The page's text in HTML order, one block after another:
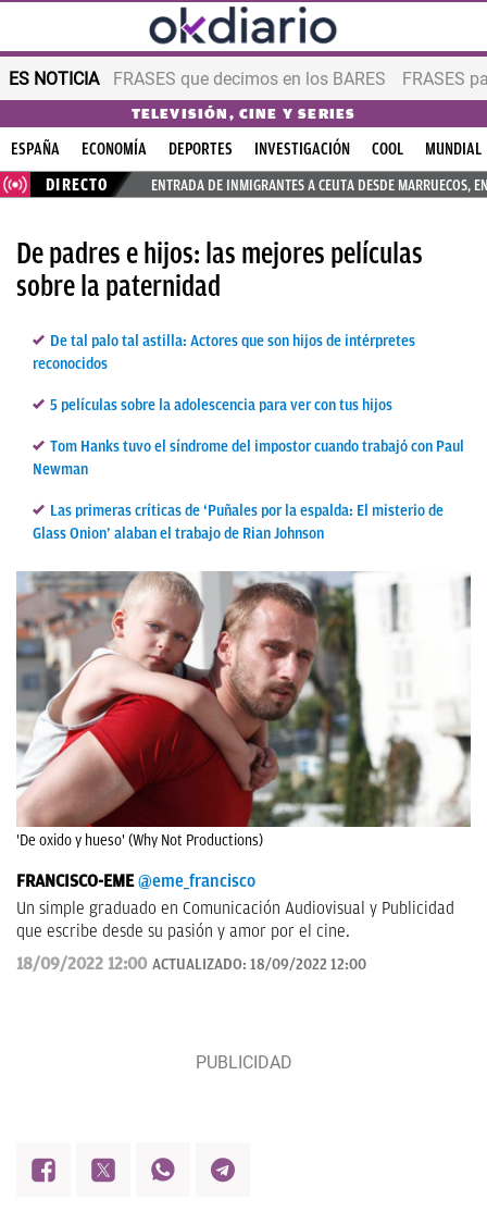
ES NOTICIA FRASES que decimos en los BARES FRASES
TELEVISIÓN, CINE Y SERIES
ESPAÑA ECONOMÍA DEPORTES INVESTIGACIÓN COOL
MUNDIAL
DIRECTO
ENTRADA DE INMIGRANTES A CEUTA DESDE MARRUECOS,
De padres e hijos: las mejores películas
sobre la paternidad
De tal palo tal astilla: Actores que son hijos de intérpretes
reconocidos
5 películas sobre la adolescencia para ver con tus hijos
Tom Hanks tuvo el síndrome del impostor cuando trabajó con Paul
Newman
Las primeras críticas de ‘Puñales por la espalda: El misterio de
Glass Onion’ alaban el trabajo de Rian Johnson
'De oxido y hueso' (Why Not Productions)
FRANCISCO-EME @eme_francisco
Un simple graduado en Comunicación Audiovisual y Publicidad
que escribe desde su pasión y amor por el cine.
18/09/2022 12:00 ACTUALIZADO: 18/09/2022 12:00